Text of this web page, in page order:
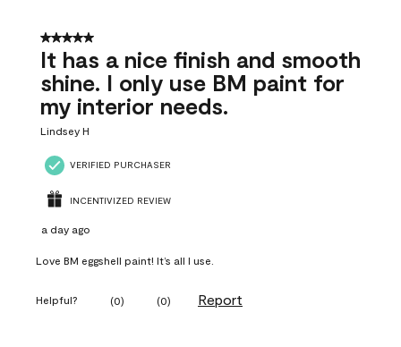
5 out of 5 stars.
It has a nice finish and smooth
shine. I only use BM paint for
my interior needs.
Lindsey H
VERIFIED PURCHASER
INCENTIVIZED REVIEW
a day ago
Love BM eggshell paint! It’s all I use.
Helpful? (0) (0) Report